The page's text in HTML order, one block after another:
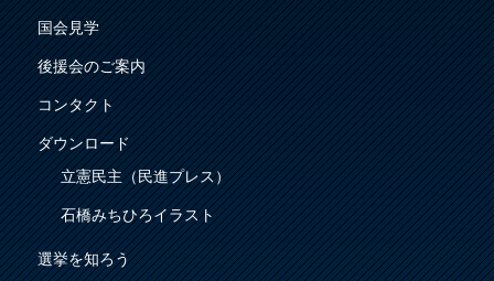
国会見学
後援会のご案内
コンタクト
ダウンロード
立憲民主（民進プレス）
石橋みちひろイラスト
選挙を知ろう